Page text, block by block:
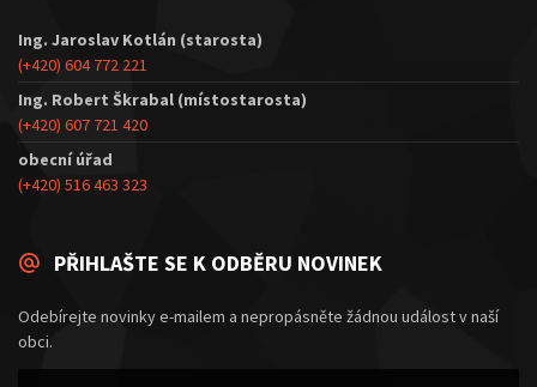
Ing. Jaroslav Kotlán (starosta)
(+420) 604 772 221
Ing. Robert Škrabal (místostarosta)
(+420) 607 721 420
obecní úřad
(+420) 516 463 323
PŘIHLAŠTE SE K ODBĚRU NOVINEK
Odebírejte novinky e-mailem a nepropásněte žádnou událost v naší
obci.